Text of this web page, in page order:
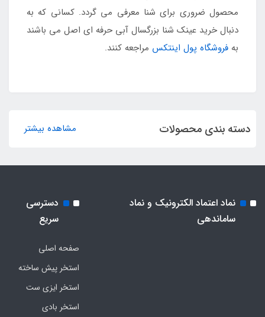
محصول ضروری برای شنا معرفی می گردد. کسانی که به
دنبال خرید عینک شنا بزرگسال آبی حرفه ای اصل می باشند
به فروشگاه پول اینتکس مراجعه کنند.
دسته بندی محصولات مشاهده بیشتر
نماد اعتماد الکترونیک و نماد
ساماندهی
دسترسی
سریع
صفحه اصلی
استخر پیش ساخته
استخر ایزی ست
استخر بادی